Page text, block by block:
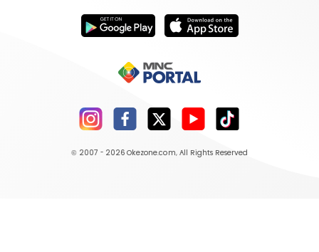
© 2007 - 2026 Okezone.com, All Rights Reserved